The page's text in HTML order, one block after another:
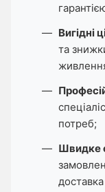
Вигідні
та
потреб;
Швидке
доставка